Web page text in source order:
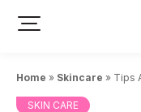
Home » Skincare » Tips
SKIN CARE